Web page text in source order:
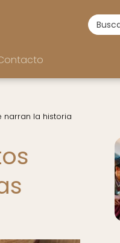
narran la historia